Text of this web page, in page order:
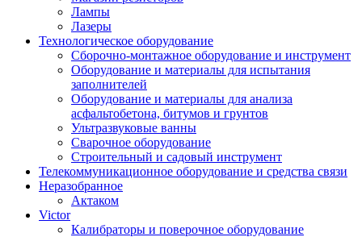
Лампы
Лазеры
Технологическое оборудование
Сборочно-монтажное оборудование и инструмент
Оборудование и материалы для испытания
заполнителей
Оборудование и материалы для анализа
асфальтобетона, битумов и грунтов
Ультразвуковые ванны
Сварочное оборудование
Строительный и садовый инструмент
Телекоммуникационное оборудование и средства связи
Неразобранное
Актаком
Victor
Калибраторы и поверочное оборудование